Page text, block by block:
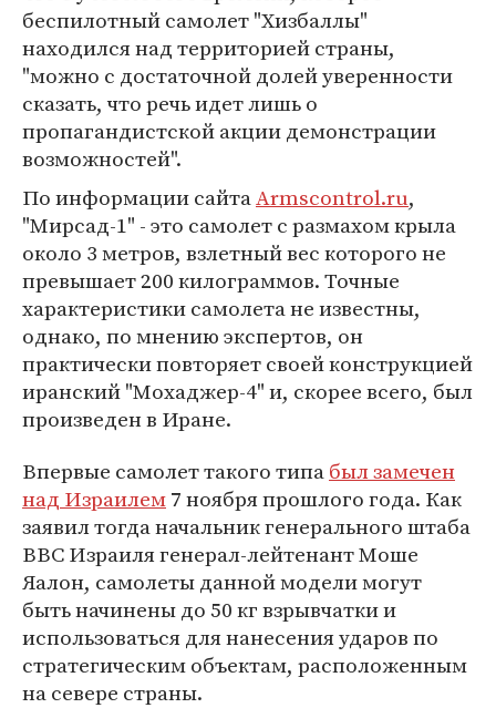
беспилотный самолет "Хизбаллы"
находился над территорией страны,
"можно с достаточной долей уверенности
сказать, что речь идет лишь о
пропагандистской акции демонстрации
возможностей".
По информации сайтаArmscontrol.ru,
"Мирсад-1" - это самолет с размахом крыла
около 3 метров, взлетный вес которого не
превышает 200 килограммов. Точные
характеристики самолета не известны,
однако, по мнению экспертов, он
практически повторяет своей конструкцией
иранский "Мохаджер-4" и, скорее всего, был
произведен в Иране.
Впервые самолет такого типабыл замечен
над Израилем7 ноября прошлого года. Как
заявил тогда начальник генерального штаба
ВВС Израиля генерал-лейтенант Моше
Яалон, самолеты данной модели могут
быть начинены до 50 кг взрывчатки и
использоваться для нанесения ударов по
стратегическим объектам, расположенным
на севере страны.